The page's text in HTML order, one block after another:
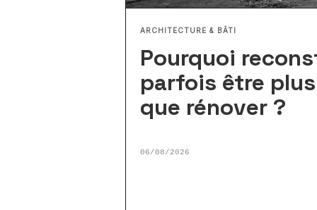
ARCHITECTURE & BÂTI
Pourquoi
parfois être
que rénover ?
06/08/2026